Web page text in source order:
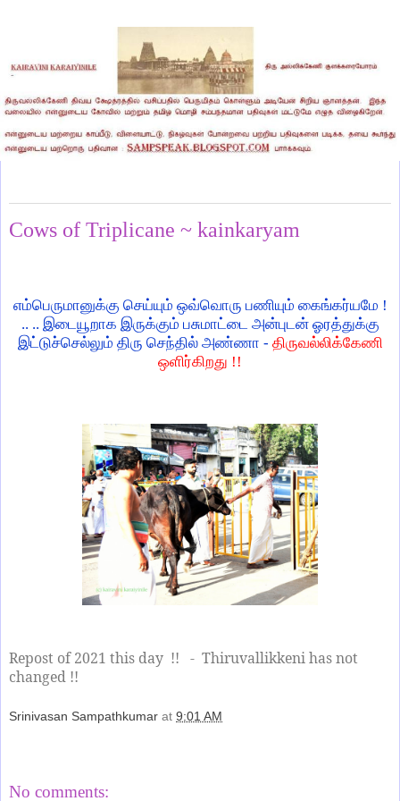
Cows of Triplicane ~ kainkaryam
எம்பெருமானுக்கு செய்யும் ஒவ்வொரு பணியும் கைங்கர்யமே !
.. .. இடையூறாக இருக்கும் பசுமாட்டை அன்புடன் ஓரத்துக்கு
இட்டுச்செல்லும் திரு செந்தில் அண்ணா - திருவல்லிக்கேணி
ஒளிர்கிறது !!
Repost of 2021 this day !! - Thiruvallikkeni has not
changed !!
Srinivasan Sampathkumar at 9:01 AM
No comments: